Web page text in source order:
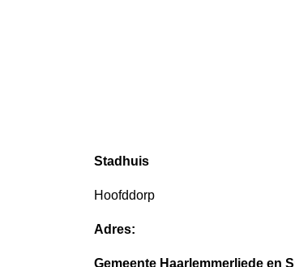
Stadhuis
Hoofddorp
Adres:
Gemeente Haarlemmerliede en